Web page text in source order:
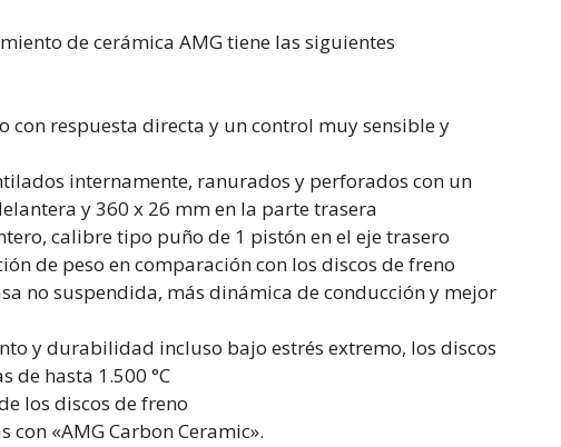
de cerámica AMG tiene las siguientes
con respuesta directa y un control muy sensible y
internamente, ranurados y perforados con un
y 360 x 26 mm en la parte trasera
calibre tipo puño de 1 pistón en el eje trasero
de peso en comparación con los discos de freno
no suspendida, más dinámica de conducción y mejor
y durabilidad incluso bajo estrés extremo, los discos
de hasta 1.500 °C
los discos de freno
«AMG Carbon Ceramic».